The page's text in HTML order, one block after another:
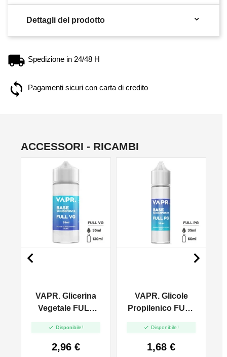
Dettagli del prodotto 
Spedizione in 24/48 H
Pagamenti sicuri con carta di credito
ACCESSORI - RICAMBI
VAPR. Glicerina
Vegetale FULL
120ml
 Disponibile!
2,96 €
VAPR. Glicole
Propilenico FULL
 Disponibile!
1,68 €
 